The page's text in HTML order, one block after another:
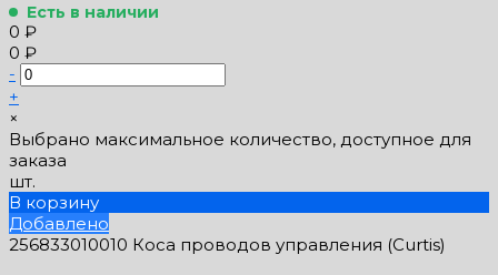
Есть в наличии
0 ₽
0 ₽
-
+
×
Выбрано максимальное количество, доступное для
заказа
шт.
В корзину
Добавлено
256833010010 Коса проводов управления (Curtis)